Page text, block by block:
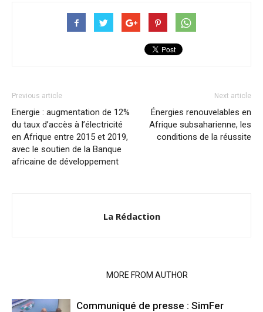
Previous article
Energie : augmentation de 12%
du taux d’accès à l’électricité
en Afrique entre 2015 et 2019,
avec le soutien de la Banque
africaine de développement
Next article
Énergies renouvelables en
Afrique subsaharienne, les
conditions de la réussite
La Rédaction
MORE FROM AUTHOR
Communiqué de presse : SimFer